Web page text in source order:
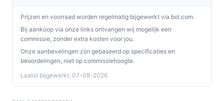
Ontdek alle specificaties en vergelijk prijzen op
besteelektrischedeken.nl. Kies bewust wat perfect
past bij jouw behoeften!
Prijzen en voorraad worden regelmatig bijgewerkt via bol.com.
Bij aankoop via onze links ontvangen wij mogelijk een
commissie, zonder extra kosten voor jou.
Onze aanbevelingen zijn gebaseerd op specificaties en
beoordelingen, niet op commissiehoogte.
Laatst bijgewerkt: 07-08-2026